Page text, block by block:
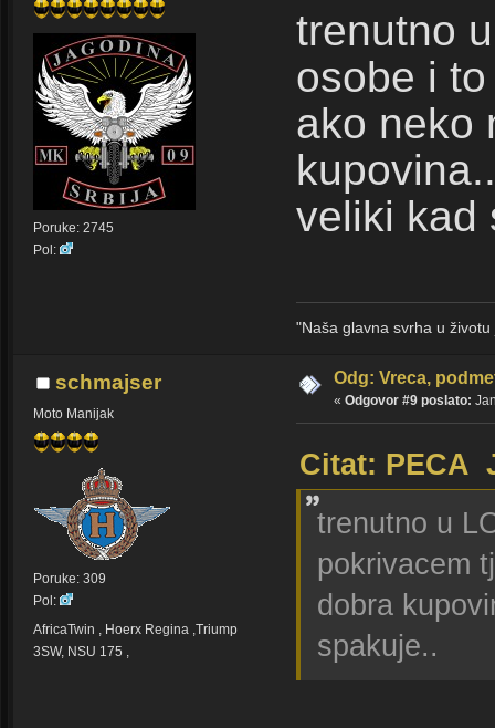
Poruke: 2745
Pol:
trenutno
osobe i
ako neko
veliki kad
"Naša glavna svrha u
schmajser
Moto Manijak
Poruke: 309
Pol:
AfricaTwin , Hoerx Regina ,Triump
3SW, NSU 175 ,
Odg: Vreca,
« Odgovor #9 poslato:
Citat: PECA
trenutno u
pokrivacem
dobra
spakuje..